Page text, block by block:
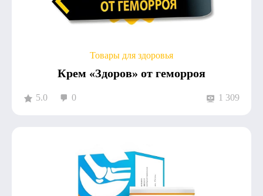
Товары для здоровья
Крем «Здоров» от геморроя
5.0 0 1 309